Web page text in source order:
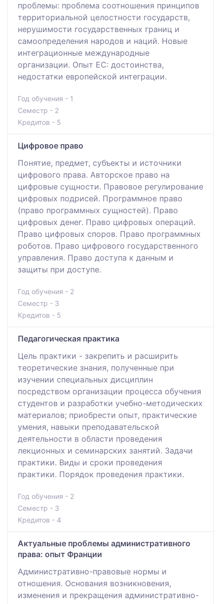
проблемы: проблема соотношения принципов
территориальной целостности государств,
нерушимости государственных границ и
самоопределения народов и наций. Новые
интеграционные международные
организации. Опыт ЕС: достоинства,
недостатки европейской интеграции.
Год обучения - 1
Семестр - 2
Кредитов - 5
Цифровое право
Понятие, предмет, субъекты и источники
цифрового права. Авторское право на
цифровые сущности. Правовое регулирование
цифровых подрисей. Программное право
(право программных сущностей). Право
цифровых денег. Право цифровых операций.
Право цифровых споров. Право программных
роботов. Право цифрового государственного
управления. Право доступа к данным и
защиты при доступе.
Год обучения - 2
Семестр - 3
Кредитов - 5
Педагогическая практика
Цель практики - закрепить и расширить
теоретические знания, полученные при
изучении специальных дисциплин
посредством организации процесса обучения
студентов и разработки учебно-методических
материалов; приобрести опыт, практические
умения, навыки преподавательской
деятельности в области проведения
лекционных и семинарских занятий. Задачи
практики. Виды и сроки проведения
практики. Порядок проведения практики.
Год обучения - 2
Семестр - 3
Кредитов - 4
Актуальные проблемы административного
права: опыт Франции
Административно-правовые нормы и
отношения. Основания возникновения,
изменения и прекращения административно-